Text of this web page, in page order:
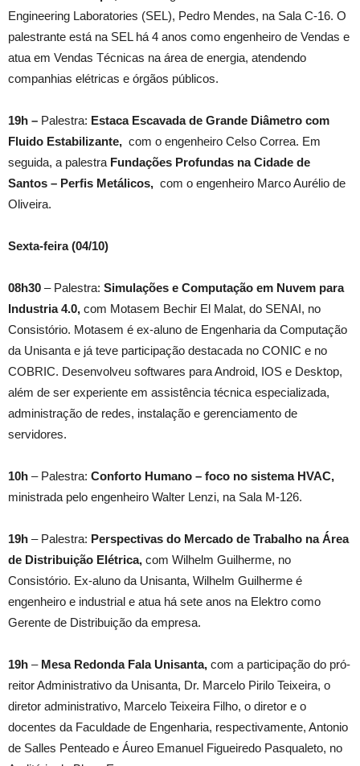
Engineering Laboratories (SEL), Pedro Mendes, na Sala C-16. O
palestrante está na SEL há 4 anos como engenheiro de Vendas e
atua em Vendas Técnicas na área de energia, atendendo
companhias elétricas e órgãos públicos.
19h – Palestra: Estaca Escavada de Grande Diâmetro com
Fluido Estabilizante, com o engenheiro Celso Correa. Em
seguida, a palestra Fundações Profundas na Cidade de
Santos – Perfis Metálicos, com o engenheiro Marco Aurélio de
Oliveira.
Sexta-feira (04/10)
08h30 – Palestra: Simulações e Computação em Nuvem para
Industria 4.0, com Motasem Bechir El Malat, do SENAI, no
Consistório. Motasem é ex-aluno de Engenharia da Computação
da Unisanta e já teve participação destacada no CONIC e no
COBRIC. Desenvolveu softwares para Android, IOS e Desktop,
além de ser experiente em assistência técnica especializada,
administração de redes, instalação e gerenciamento de
servidores.
10h – Palestra: Conforto Humano – foco no sistema HVAC,
ministrada pelo engenheiro Walter Lenzi, na Sala M-126.
19h – Palestra: Perspectivas do Mercado de Trabalho na Área
de Distribuição Elétrica, com Wilhelm Guilherme, no
Consistório. Ex-aluno da Unisanta, Wilhelm Guilherme é
engenheiro e industrial e atua há sete anos na Elektro como
Gerente de Distribuição da empresa.
19h – Mesa Redonda Fala Unisanta, com a participação do pró-
reitor Administrativo da Unisanta, Dr. Marcelo Pirilo Teixeira, o
diretor administrativo, Marcelo Teixeira Filho, o diretor e o
docentes da Faculdade de Engenharia, respectivamente, Antonio
de Salles Penteado e Áureo Emanuel Figueiredo Pasqualeto, no